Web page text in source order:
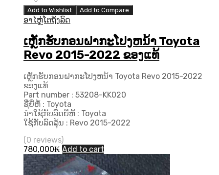
Add to Wishlist Add to Compare
ອາໄຫຼ່ໂຕຖັງລົດ
ເຫຼັກຮັບກອນຝາກະໂປງຫນ້າ Toyota
Revo 2015-2022 ຂອງແທ້
ເຫຼັກຮັບກອນຝາກະໂປງຫນ້າ Toyota Revo 2015-2022
ຂອງແທ້
Part number : 53208-KK020
ຊື່ຍີ່ຫໍ້ : Toyota
ນຳໃຊ້ກັບລົດຍີ່ຫໍ້ : Toyota
ໃຊ້ກັບລົດລຸ້ນ : Revo 2015-2022
(0 reviews)
780,000₭ Add to cart